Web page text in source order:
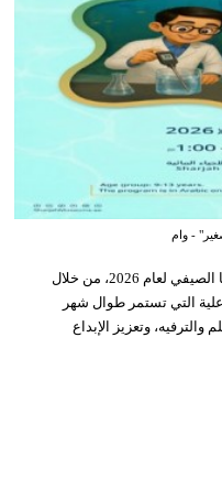
- وام
تواصل هيئة الشارقة للمتاحف تنفيذ برنامجها الصيفي لعام 2026، من خلال
التي تستمر طوال شهر
وتعزيز الإبداع